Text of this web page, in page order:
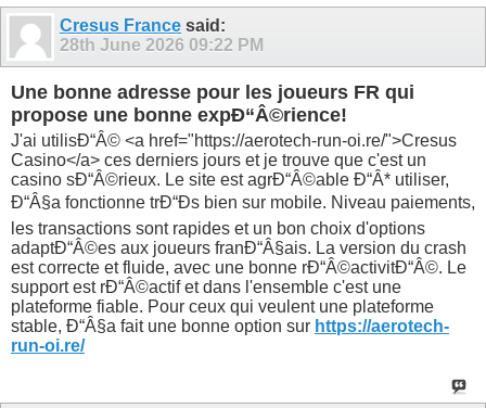
Cresus France said:
28th June 2026 09:22 PM
Une bonne adresse pour les joueurs FR qui
propose une bonne expÐ“Â©rience!
J'ai utilisÐ“Â© <a href="https://aerotech-run-oi.re/">Cresus
Casino</a> ces derniers jours et je trouve que c'est un
casino sÐ“Â©rieux. Le site est agrÐ“Â©able Ð“Â* utiliser,
Ð“Â§a fonctionne trÐ“Ðs bien sur mobile. Niveau paiements,
les transactions sont rapides et un bon choix d'options
adaptÐ“Â©es aux joueurs franÐ“Â§ais. La version du crash
est correcte et fluide, avec une bonne rÐ“Â©activitÐ“Â©. Le
support est rÐ“Â©actif et dans l'ensemble c'est une
plateforme fiable. Pour ceux qui veulent une plateforme
stable, Ð“Â§a fait une bonne option sur https://aerotech-
run-oi.re/